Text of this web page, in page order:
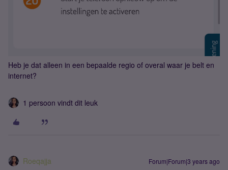
Heb je dat alleen in een bepaalde regio of overal waar je belt en
internet?
1 persoon vindt dit leuk
Roeqajja Forum|Forum|3 years ago